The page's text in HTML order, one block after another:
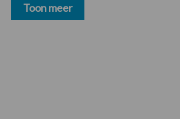
Toon meer